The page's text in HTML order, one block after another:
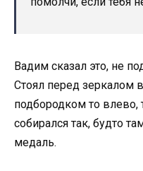
Вадим сказал это, не
Стоял перед зеркалом
подбородком то влево,
собирался так, будто
медаль.